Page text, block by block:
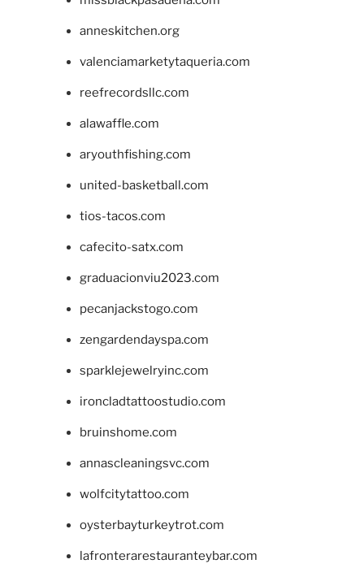
anneskitchen.org
valenciamarketytaqueria.com
reefrecordsllc.com
alawaffle.com
aryouthfishing.com
united-basketball.com
tios-tacos.com
cafecito-satx.com
graduacionviu2023.com
pecanjackstogo.com
zengardendayspa.com
sparklejewelryinc.com
ironcladtattoostudio.com
bruinshome.com
annascleaningsvc.com
wolfcitytattoo.com
oysterbayturkeytrot.com
lafronterarestauranteybar.com